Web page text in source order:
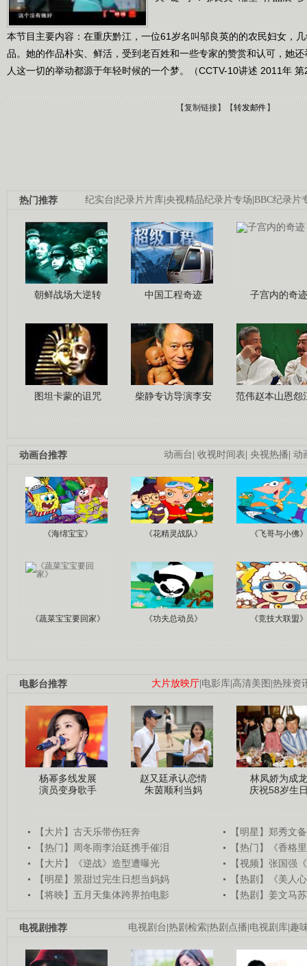
本节目主要内容：在重庆黔江，一位61岁名叫邬良英的的农民妇女，
品。她的作品朴实、鲜活，受到老百姓和一些专家的赞赏和认可，她
人这一切的举动都源于年轻时候的一个梦。（CCTV-10讲述 2011年
【复制链接】【转发邮件】
纪实台|纪录片片库|央视精品纪录片专场|BBC纪录片
热门推荐
朝鲜战场大逆转 中国工程奇迹 子宫内的奇迹
图坦卡蒙的诅咒 柴静专访导演李安 范伟赵本山恩怨
动画台| 收视时间表| 央视热播| 动
动画台推荐
《海绵宝宝》 《花精灵战队》 《飞哥与小佛》
《蔬菜宝宝要回家》 《功夫总动员》 《竞技大联盟》
大片放映厅|电影库|高清美图 |热辣资
电影台推荐
杨幂多线发展
演员变身歌手
赵又廷承认恋情
朱茵顺利当妈
林凤娇为成龙
庆祝58岁生
【大片】古天乐带伤狂奔
【明星】郑秀文
【热门】周冬雨李治廷携手催泪
【热门】《香格
【大片】《逆战》造型遭曝光
【视频】张国强
【明星】景甜过完生日想当妈妈
【热剧】《美人
【将映】五月天集体跨界拍电影
【热剧】姜文马
电视剧台|热剧检索|热剧点播|电视剧库|趣
电视剧推荐